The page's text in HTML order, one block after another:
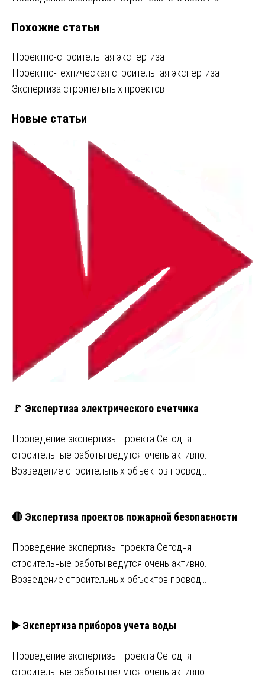
по
записям
Похожие статьи
Проектно-строительная экспертиза
Проектно-техническая строительная экспертиза
Экспертиза строительных проектов
Новые статьи
🚩 Экспертиза электрического счетчика
Проведение экспертизы проекта Сегодня
строительные работы ведутся очень активно.
Возведение строительных объектов провод…
🔴 Экспертиза проектов пожарной безопасности
Проведение экспертизы проекта Сегодня
строительные работы ведутся очень активно.
Возведение строительных объектов провод…
▶️ Экспертиза приборов учета воды
Проведение экспертизы проекта Сегодня
строительные работы ведутся очень активно.